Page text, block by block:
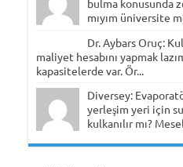
bulma konusunda
mıyım üniversite
Dr. Aybars Oruç:
maliyet hesabını yapmak
kapasitelerde var. Ör...
Diversey:
yerleşim yeri için
kulkanılır mı?